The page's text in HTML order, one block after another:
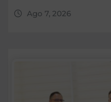
Ago 7, 2026